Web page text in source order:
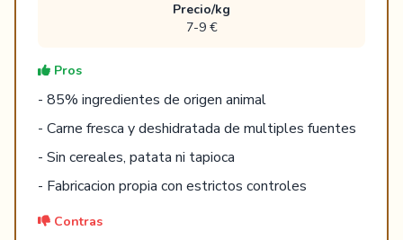
Precio/kg
7-9 €
Pros
- 85% ingredientes de origen animal
- Carne fresca y deshidratada de multiples fuentes
- Sin cereales, patata ni tapioca
- Fabricacion propia con estrictos controles
Contras